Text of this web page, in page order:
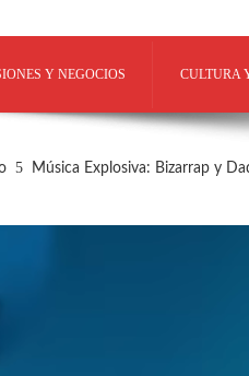
Y NEGOCIOS CULTURA
Música Explosiva: Bizarrap y